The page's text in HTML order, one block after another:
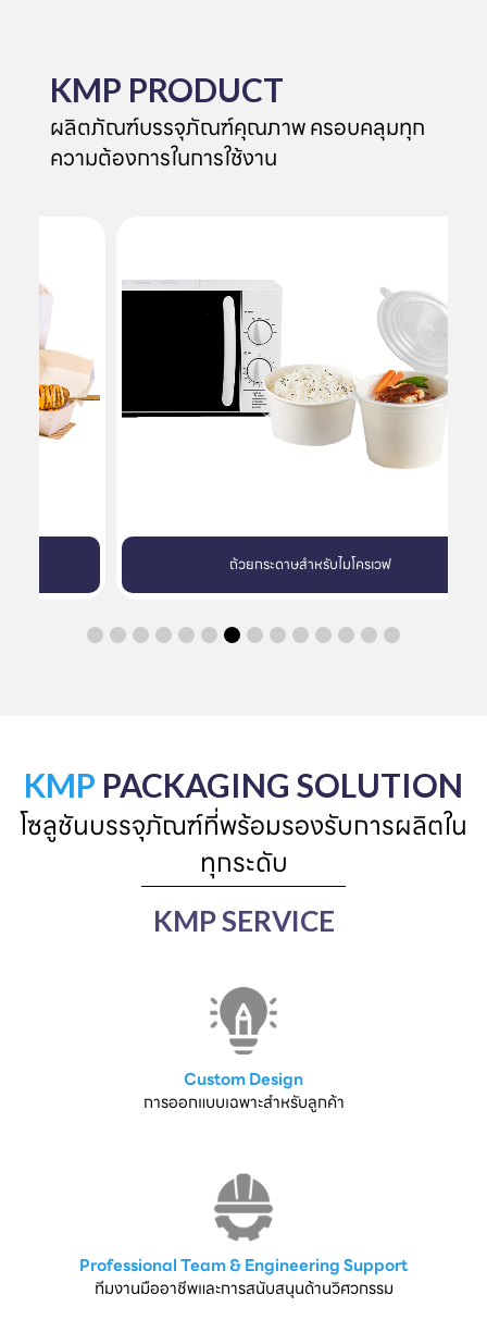
KMP PRODUCT
ผลิตภัณฑ์บรรจุภัณฑ์คุณภาพ ครอบคลุมทุก
ความต้องการในการใช้งาน
ถ้วยกระดาษสำหรับไมโครเวฟ
KMP PACKAGING SOLUTION
โซลูชันบรรจุภัณฑ์ที่พร้อมรองรับการผลิตใน
ทุกระดับ
KMP SERVICE
Custom Design
การออกแบบเฉพาะสำหรับลูกค้า
Professional Team & Engineering Support
ทีมงานมืออาชีพและการสนับสนุนด้านวิศวกรรม